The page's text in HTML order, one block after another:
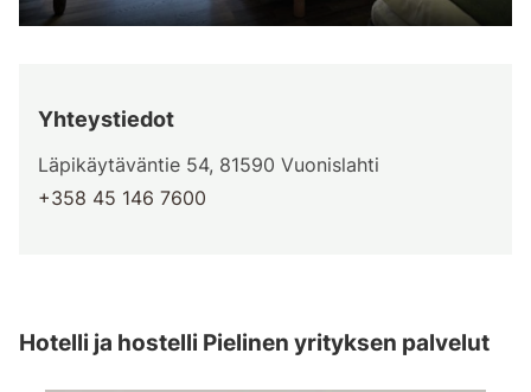
Yhteystiedot
Läpikäytäväntie 54, 81590 Vuonislahti
+358 45 146 7600
Hotelli ja hostelli Pielinen yrityksen palvelut